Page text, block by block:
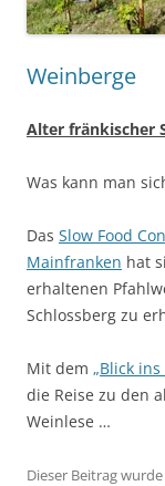
Weinberge
Alter fränkischer
Was kann man
Das Slow Food
Mainfranken hat
erhaltenen
Schlossberg zu
Mit dem „Blick
die Reise zu den
Weinlese …
Dieser Beitrag